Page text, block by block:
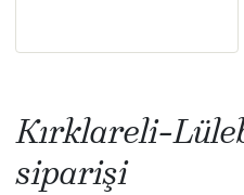
Kırklareli-
siparişi